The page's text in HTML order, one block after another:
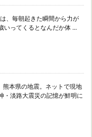
、毎朝起きた瞬間から力が
いってくるとなんだか体 ...
熊本県の地震。ネットで現地
・淡路大震災の記憶が鮮明に